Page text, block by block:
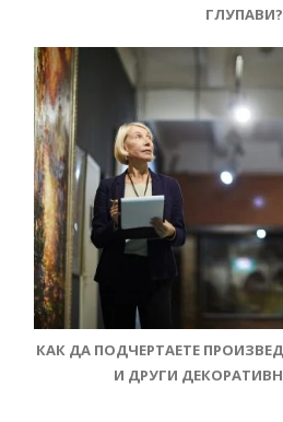
ГЛУПАВИ?
КАК ДА ПОДЧЕРТАЕТЕ
И ДРУГИ